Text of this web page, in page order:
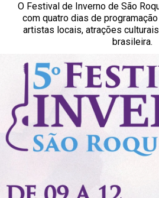
O Festival de Inverno de São
com quatro dias de
artistas locais, atrações
brasileira.